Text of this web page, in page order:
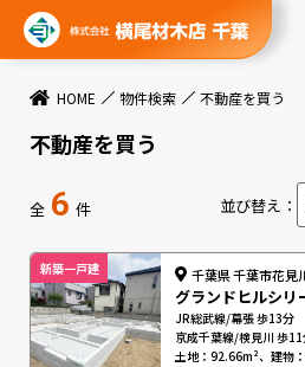
HOME 物件検索 不動産を買う
不動産を買う
全 6 件 並び替え：
新築一戸建 千葉県 千葉市花見
グランドヒルシリ
JR総武線/幕張 歩13分
京成千葉線/検見川 歩11
土地：92.66m²、建物